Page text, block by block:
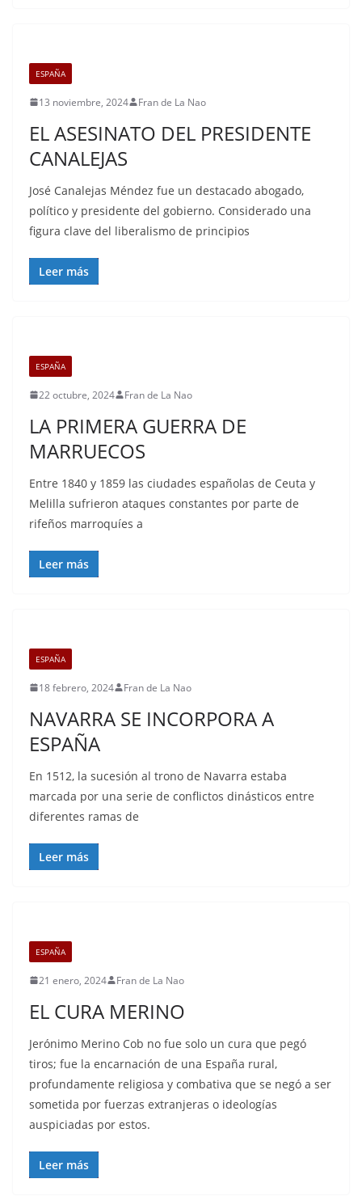
ESPAÑA
13 noviembre, 2024 Fran de La Nao
EL ASESINATO DEL PRESIDENTE
CANALEJAS
José Canalejas Méndez fue un destacado abogado,
político y presidente del gobierno. Considerado una
figura clave del liberalismo de principios
Leer más
ESPAÑA
22 octubre, 2024 Fran de La Nao
LA PRIMERA GUERRA DE
MARRUECOS
Entre 1840 y 1859 las ciudades españolas de Ceuta y
Melilla sufrieron ataques constantes por parte de
rifeños marroquíes a
Leer más
ESPAÑA
18 febrero, 2024 Fran de La Nao
NAVARRA SE INCORPORA A
ESPAÑA
En 1512, la sucesión al trono de Navarra estaba
marcada por una serie de conflictos dinásticos entre
diferentes ramas de
Leer más
ESPAÑA
21 enero, 2024 Fran de La Nao
EL CURA MERINO
Jerónimo Merino Cob no fue solo un cura que pegó
tiros; fue la encarnación de una España rural,
profundamente religiosa y combativa que se negó a ser
sometida por fuerzas extranjeras o ideologías
auspiciadas por estos.
Leer más